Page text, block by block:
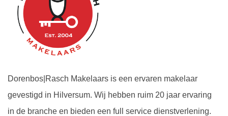
Dorenbos|Rasch Makelaars is een ervaren makelaar
gevestigd in Hilversum. Wij hebben ruim 20 jaar ervaring
in de branche en bieden een full service dienstverlening.